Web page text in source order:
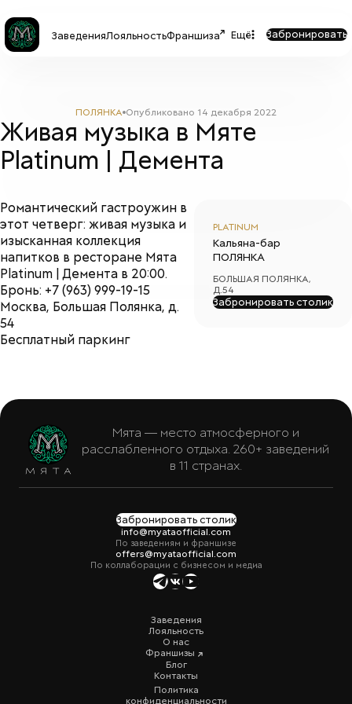
ЗаведенияЛояльностьФраншиза Ещё Забронировать
ПОЛЯНКА Опубликовано 14 декабря 2022
Живая музыка в Мяте
Platinum | Демента
Романтический гастроужин в
этот четверг: живая музыка и
изысканная коллекция
напитков в ресторане Мята
Platinum | Демента в 20:00.
Бронь: +7 (963) 999-19-15
Москва, Большая Полянка, д.
54
Бесплатный паркинг
PLATINUM
Кальяна-бар
ПОЛЯНКА
БОЛЬШАЯ ПОЛЯНКА,
Д.54
Забронировать столик
Мята — место атмосферного и
расслабленного отдыха. 260+ заведений
в 11 странах.
Забронировать столик
info@myataofficial.com
По заведениям и франшизе
offers@myataofficial.com
По коллаборации с бизнесом и медиа
Заведения
Лояльность
О нас
Франшизы
Блог
Контакты
Политика
конфиденциальности